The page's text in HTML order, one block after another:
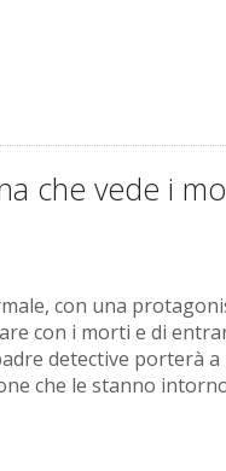
che vede i
con una
con i morti e di
detective porterà a
che le stanno